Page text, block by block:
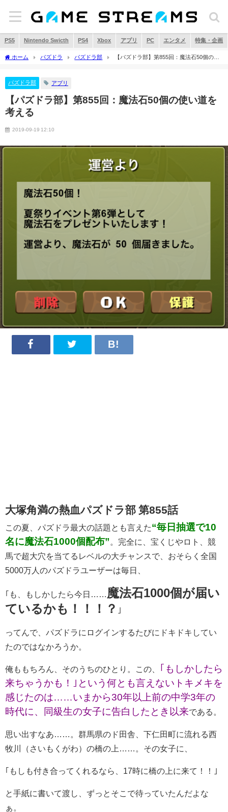
PS5 Nintendo Swicth PS4 Xbox アプリ PC エンタメ 特集・企画
ホーム パズドラ パズドラ部
【パズドラ部】第855回：魔法石50個の使
パズドラ部 アプリ
【パズドラ部】第855回：魔法石50個の使い道を
考える
2019-09-19 12:10
大塚角満の熱血パズドラ部 第855話
この夏、パズドラ最大の話題とも言えた“毎日抽選で10
名に魔法石1000個配布” 。完全に、宝くじやロト、競
馬で超大穴を当てるレベルの大チャンスで、おそらく全国
5000万人のパズドラユーザーは毎日、
｢も、もしかしたら今日……
魔法石1000個が届い
ているかも！！！？ ｣
ってんで、パズドラにログインするたびにドキドキしてい
たのではなかろうか。
俺ももちろん、そのうちのひとり。この、
｢もしかしたら
来ちゃうかも！｣という何とも言えないトキメキを
感じたのは……いまから30年以上前の中学3年の
時代に、同級生の女子に告白したとき以来である。
思い出すなあ……。群馬県のド田舎、下仁田町に流れる西
牧川（さいもくがわ）の橋の上……。その女子に、
｢もしも付き合ってくれるなら、17時に橋の上に来て！！｣
と手紙に書いて渡し、ずっとそこで待っていたんだよな
ぁ。